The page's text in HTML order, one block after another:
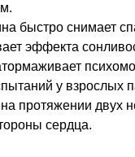
быстро снимает
эффекта
у взрослых
протяжении двух
сердца.